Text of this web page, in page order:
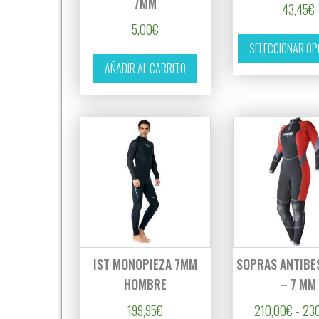
5,00€
AÑADIR AL CARRITO
43,45€
SELECCIONAR
IST MONOPIEZA 7MM
HOMBRE
199,95€
SOPRAS
– 7 MM
210,00€ -